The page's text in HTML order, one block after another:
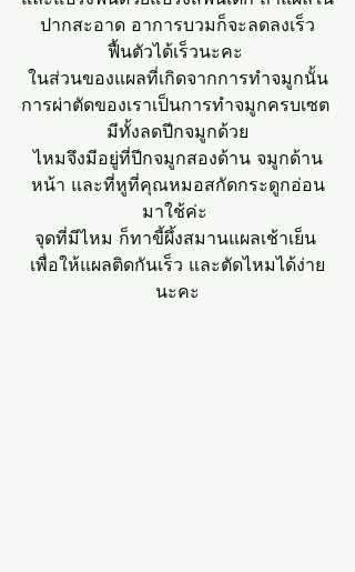
ปากสะอาด อาการบวมก็จะลดลงเร็ว
ฟื้นตัวได้เร็วนะคะ
ในส่วนของแผลที่เกิดจากการทำจมูกนั้น
การผ่าตัดของเราเป็นการทำจมูกครบเซต
มีทั้งลดปีกจมูกด้วย
ไหมจึงมีอยู่ที่ปีกจมูกสองด้าน จมูกด้าน
หน้า และที่หูที่คุณหมอสกัดกระดูกอ่อน
มาใช้ค่ะ
จุดที่มีไหม ก็ทาขี้ผึ้งสมานแผลเช้าเย็น
เพื่อให้แผลติดกันเร็ว และตัดไหมได้ง่าย
นะคะ